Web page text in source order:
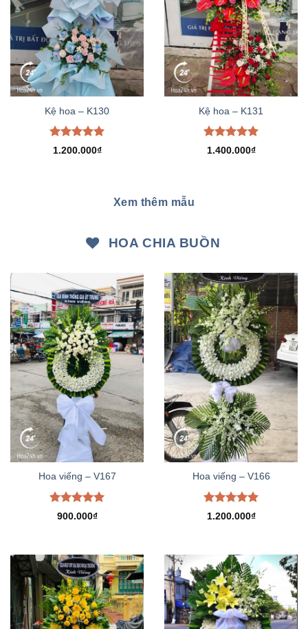
Kệ hoa – K130
Được xếp
1.200.000₫
Kệ hoa – K131
Được xếp
1.400.000₫
Xem thêm mẫu
HOA CHIA BUỒN
Hoa viếng – V167
Được xếp
900.000₫
Hoa viếng – V166
Được xếp
1.200.000₫